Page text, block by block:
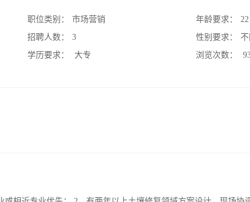
职位类别：
市场营销
招聘人数：
3
学历要求：
大专
年龄要求：
性别要求：
浏览次数：